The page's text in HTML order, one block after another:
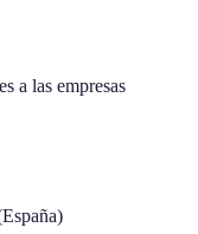
a las empresas